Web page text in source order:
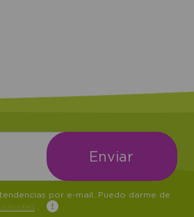
por e-mail. Puedo darme de